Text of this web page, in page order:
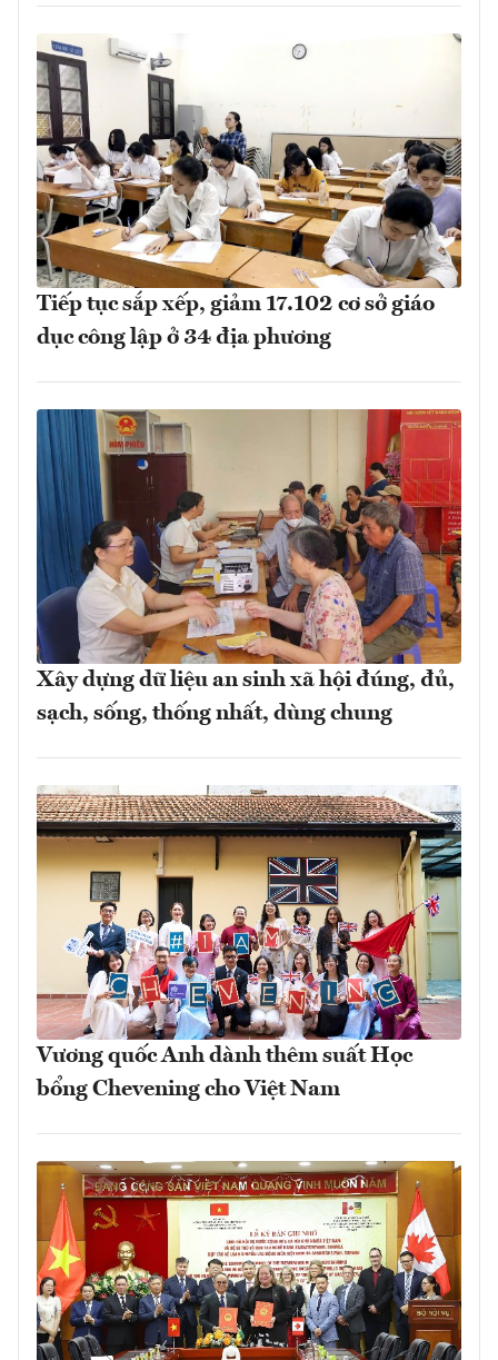
Tiếp tục sắp xếp, giảm 17.102 cơ sở giáo
dục công lập ở 34 địa phương
Xây dựng dữ liệu an sinh xã hội đúng, đủ,
sạch, sống, thống nhất, dùng chung
Vương quốc Anh dành thêm suất Học
bổng Chevening cho Việt Nam